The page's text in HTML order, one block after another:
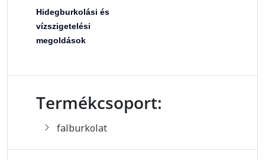
Hidegburkolási és
vízszigetelési
megoldások
Termékcsoport:
falburkolat